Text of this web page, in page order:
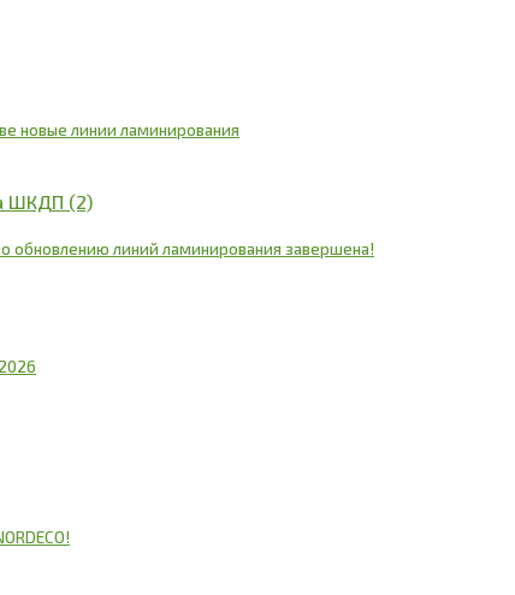
новые линии ламинирования
обновлению линий ламинирования завершена!